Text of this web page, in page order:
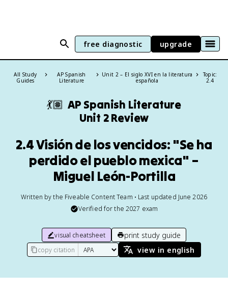
free diagnostic upgrade
All Study
Guides
AP Spanish
Literature
Unit 2 – El siglo XVI en la literatura
española
Topic:
2.4
💃🏽 AP Spanish Literature
Unit 2 Review
2.4 Visión de los vencidos: "Se ha
perdido el pueblo mexica" –
Miguel León-Portilla
Written by the Fiveable Content Team • Last updated June 2026
Verified for the 2027 exam
visual cheatsheet print study guide
copy citation view in english